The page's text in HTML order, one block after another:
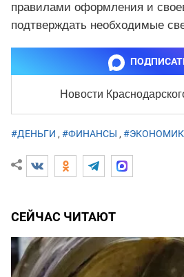
правилами оформления и
подтверждать необходимые
Новости
#ДЕНЬГИ , #ФИНАНСЫ ,
СЕЙЧАС ЧИТАЮТ